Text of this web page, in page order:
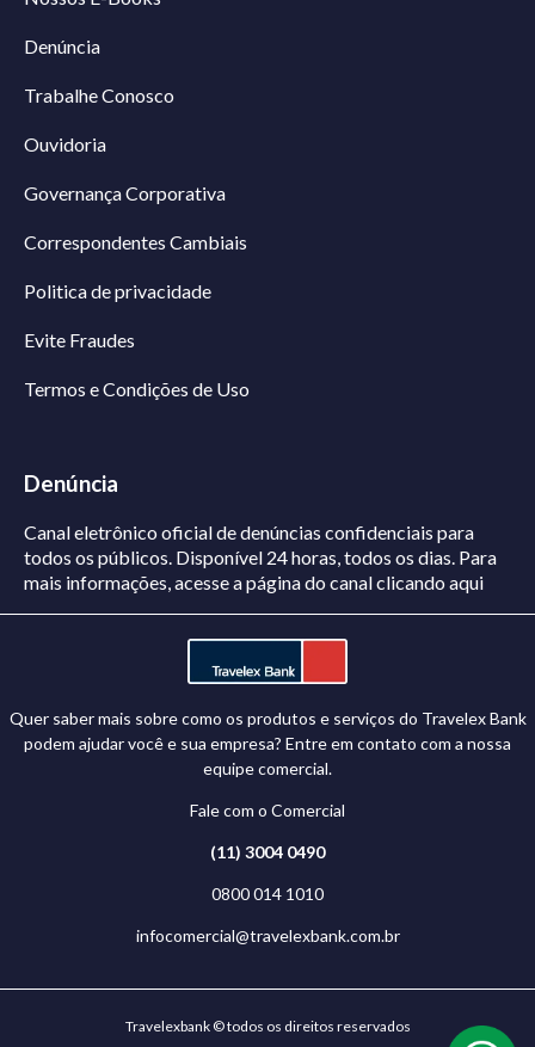
Denúncia
Trabalhe Conosco
Ouvidoria
Governança Corporativa
Correspondentes Cambiais
Politica de privacidade
Evite Fraudes
Termos e Condições de Uso
Denúncia
Canal eletrônico oficial de denúncias confidenciais para
todos os públicos. Disponível 24 horas, todos os dias. Para
mais informações, acesse a página do canalclicando aqui
Quer saber mais sobre como os produtos e serviços do Travelex Bank
podem ajudar você e sua empresa? Entre em contato com a nossa
equipe comercial.
Fale com o Comercial
(11) 3004 0490
0800 014 1010
infocomercial@travelexbank.com.br
Travelexbank © todos os direitos reservados